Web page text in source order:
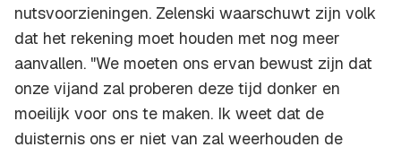
nutsvoorzieningen. Zelenski waarschuwt zijn volk
dat het rekening moet houden met nog meer
aanvallen. "We moeten ons ervan bewust zijn dat
onze vijand zal proberen deze tijd donker en
moeilijk voor ons te maken. Ik weet dat de
duisternis ons er niet van zal weerhouden de